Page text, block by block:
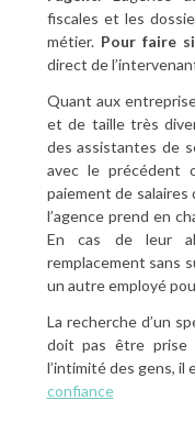
fiscales et les
métier. Pour faire
direct de
Quant aux
et de taille très
des assistantes de
avec le précédent
paiement de salaires
l’agence prend en
En cas de leur
remplacement sans
un autre employé
La recherche d’un
doit pas être prise
l’intimité des gens, il
confiance